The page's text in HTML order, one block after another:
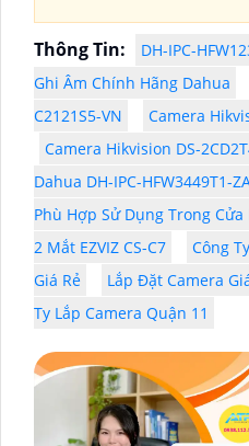
Thông Tin:
DH-IPC-
Ghi Âm Chính Hãng Dahua
C2121S5-VN
Camera
Camera Hikvision DS-
Dahua DH-IPC-HFW3449T1-
Phù Hợp Sử Dụng Trong Cửa
2 Mắt EZVIZ CS-C7
Công
Giá Rẻ
Lắp Đặt Camera
Ty Lắp Camera Quận 11